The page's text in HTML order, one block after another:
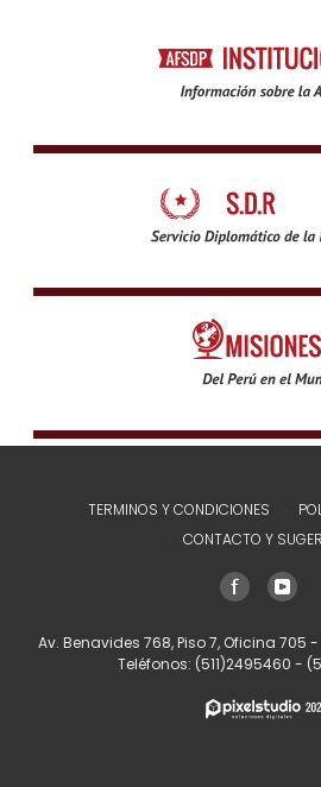
TERMINOS Y CONDICIONES
CONTACTO Y
Av. Benavides 768, Piso 7, Oficina 705
Teléfonos: (511)2495460 -